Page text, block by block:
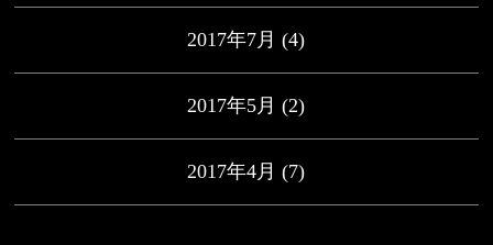
2017年7月 (4)
2017年5月 (2)
2017年4月 (7)